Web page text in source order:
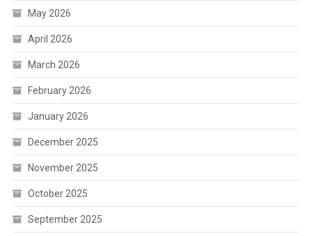
May 2026
April 2026
March 2026
February 2026
January 2026
December 2025
November 2025
October 2025
September 2025